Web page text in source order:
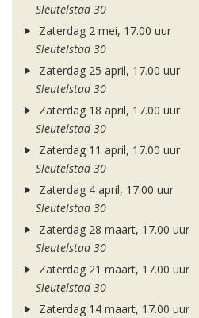
Sleutelstad 30
Zaterdag 2 mei, 17.00 uur
Sleutelstad 30
Zaterdag 25 april, 17.00 uur
Sleutelstad 30
Zaterdag 18 april, 17.00 uur
Sleutelstad 30
Zaterdag 11 april, 17.00 uur
Sleutelstad 30
Zaterdag 4 april, 17.00 uur
Sleutelstad 30
Zaterdag 28 maart, 17.00 uur
Sleutelstad 30
Zaterdag 21 maart, 17.00 uur
Sleutelstad 30
Zaterdag 14 maart, 17.00 uur